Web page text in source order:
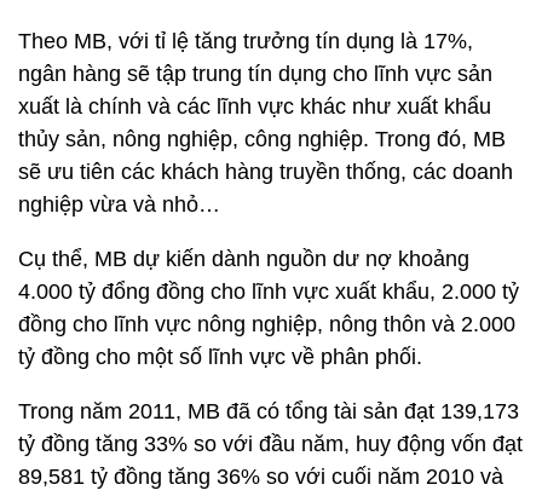
Theo MB, với tỉ lệ tăng trưởng tín dụng là 17%,
ngân hàng sẽ tập trung tín dụng cho lĩnh vực sản
xuất là chính và các lĩnh vực khác như xuất khẩu
thủy sản, nông nghiệp, công nghiệp. Trong đó, MB
sẽ ưu tiên các khách hàng truyền thống, các doanh
nghiệp vừa và nhỏ…
Cụ thể, MB dự kiến dành nguồn dư nợ khoảng
4.000 tỷ đổng đồng cho lĩnh vực xuất khẩu, 2.000 tỷ
đồng cho lĩnh vực nông nghiệp, nông thôn và 2.000
tỷ đồng cho một số lĩnh vực về phân phối.
Trong năm 2011, MB đã có tổng tài sản đạt 139,173
tỷ đồng tăng 33% so với đầu năm, huy động vốn đạt
89,581 tỷ đồng tăng 36% so với cuối năm 2010 và